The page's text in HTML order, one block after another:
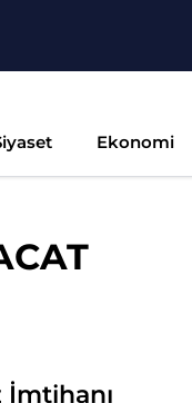
Ekonomi
İmtihanı